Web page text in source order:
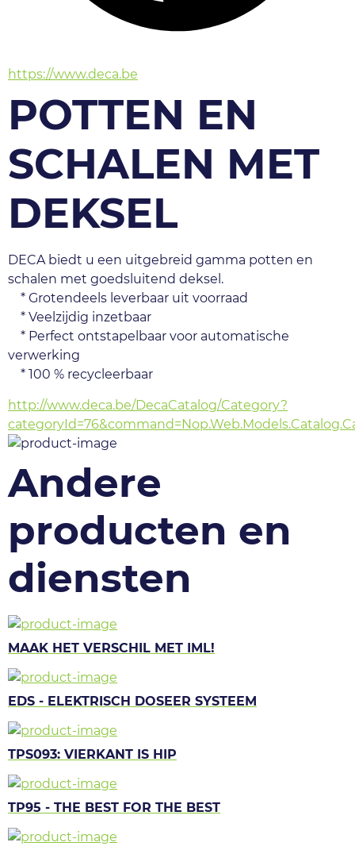
https://www.deca.be
POTTEN EN
SCHALEN MET
DEKSEL
DECA biedt u een uitgebreid gamma potten en
schalen met goedsluitend deksel.
    * Grotendeels leverbaar uit voorraad
    * Veelzijdig inzetbaar
verwerking
    * 100 % recycleerbaar
http://www.deca.be/DecaCatalog/Category?
Andere
producten en
diensten
MAAK HET VERSCHIL MET IML!
EDS - ELEKTRISCH DOSEER SYSTEEM
TPS093: VIERKANT IS HIP
TP95 - THE BEST FOR THE BEST